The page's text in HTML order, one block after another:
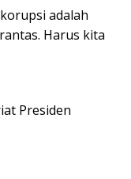
adalah
Harus kita
Presiden